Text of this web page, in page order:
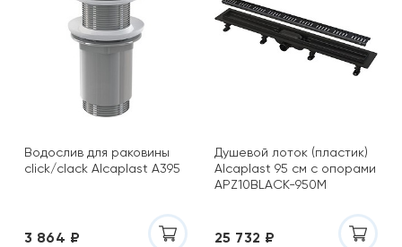
Водослив для раковины
click/clack Alcaplast A395
3 864 ₽
Душевой лоток (пластик)
Alcaplast 95 см с опорами
APZ10BLACK-950M
25 732 ₽